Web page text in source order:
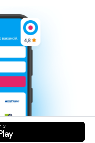
Кар’єра
Умови використання